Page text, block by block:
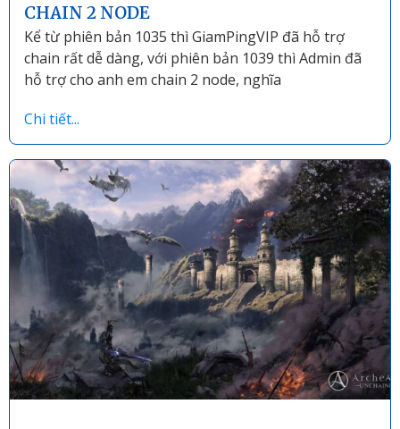
CHAIN 2 NODE
Kể từ phiên bản 1035 thì GiamPingVIP đã hỗ trợ
chain rất dễ dàng, với phiên bản 1039 thì Admin đã
hỗ trợ cho anh em chain 2 node, nghĩa
Chi tiết...